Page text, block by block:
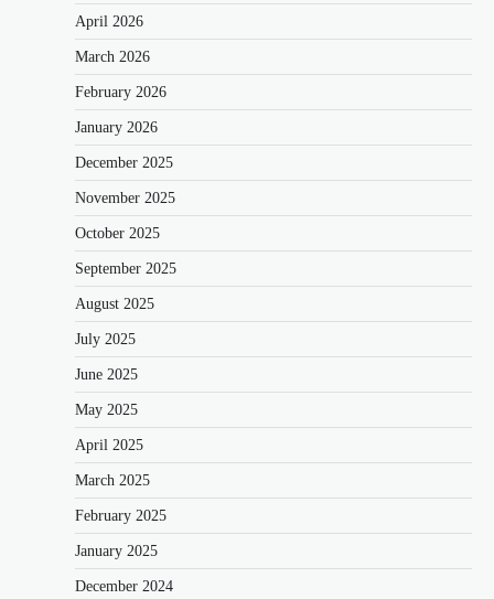
April 2026
March 2026
February 2026
January 2026
December 2025
November 2025
October 2025
September 2025
August 2025
July 2025
June 2025
May 2025
April 2025
March 2025
February 2025
January 2025
December 2024